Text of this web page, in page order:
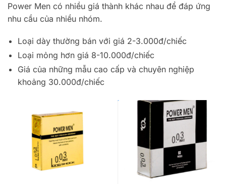
Power Men có nhiều giá thành khác nhau để đáp ứng
nhu cầu của nhiều nhóm.
Loại dày thường bán với giá 2-3.000đ/chiếc
Loại mỏng hơn giá 8-10.000đ/chiếc
Giá của những mẫu cao cấp và chuyên nghiệp
khoảng 30.000đ/chiếc